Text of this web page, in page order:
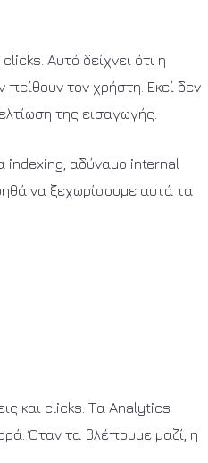
Αυτό δείχνει ότι η
τον χρήστη. Εκεί δεν
της εισαγωγής.
indexing, αδύναμο internal
να ξεχωρίσουμε αυτά τα
και clicks. Τα Analytics
Όταν τα βλέπουμε μαζί, η